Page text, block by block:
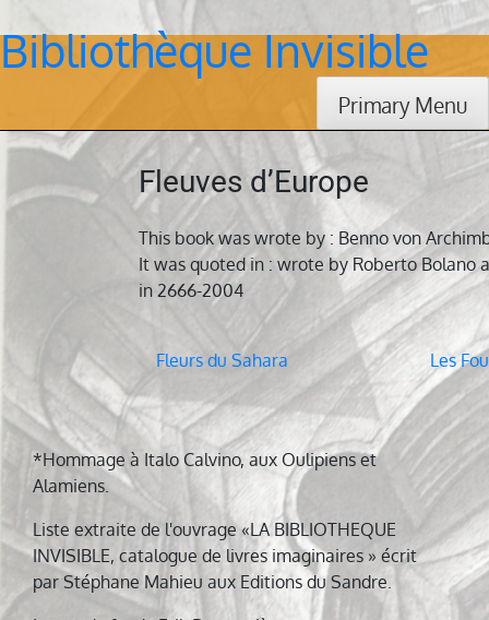
Skip
to
Bibliothèque Invisible
Primary Menu
Fleuves d’Europe
This book was wrote by : Benno von
It was quoted in : wrote by Roberto Bolano
in 2666-2004
Navigation
de
l’article
Fleurs du Sahara Les
*Hommage à Italo Calvino, aux Oulipiens et
Alamiens.
Liste extraite de l'ouvrage «LA BIBLIOTHEQUE
INVISIBLE, catalogue de livres imaginaires » écrit
par Stéphane Mahieu aux Editions du Sandre.